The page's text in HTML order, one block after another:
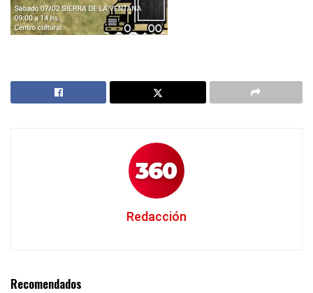
Redacción
Recomendados